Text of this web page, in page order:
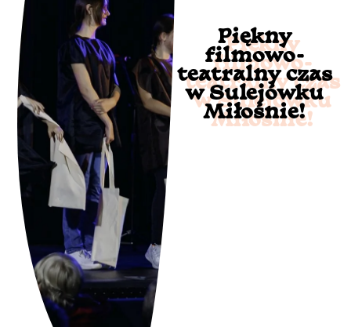
Piękny
filmowo-
teatralny czas
w Sulejówku
Miłośnie!